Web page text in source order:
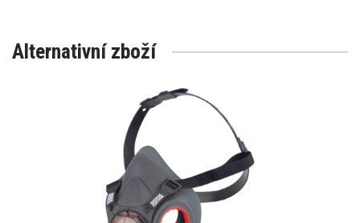
Alternativní zboží